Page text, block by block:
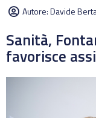
Autore:Davide
Sanità,
favorisce